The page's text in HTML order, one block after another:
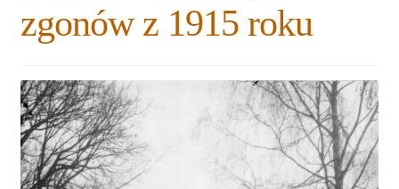
Stowarzyszenie
potomne
Publikacje
Rozwiń
menu
potomne
Sklep
Rozwiń
menu
potomne
Pomoce
Rozwiń
zgonów z 1915 roku